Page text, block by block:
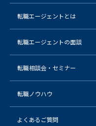
転職エージェントとは
転職エージェントの面談
転職相談会・セミナー
転職ノウハウ
よくあるご質問